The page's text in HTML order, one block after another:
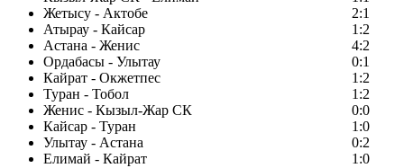
Жетысу - Актобе
2:1
Атырау - Кайсар
1:2
Астана - Женис
4:2
Ордабасы - Улытау
0:1
Кайрат - Окжетпес
1:2
Туран - Тобол
1:2
Женис - Кызыл-Жар СК
0:0
Кайсар - Туран
1:0
Улытау - Астана
0:2
Елимай - Кайрат
1:0